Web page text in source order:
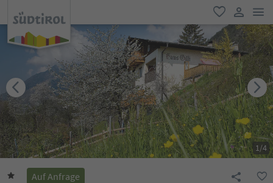
favorit
user link
1/4
Auf Anfrage